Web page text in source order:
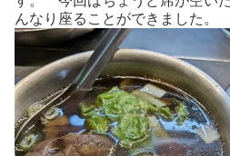
んなり座ることができました。